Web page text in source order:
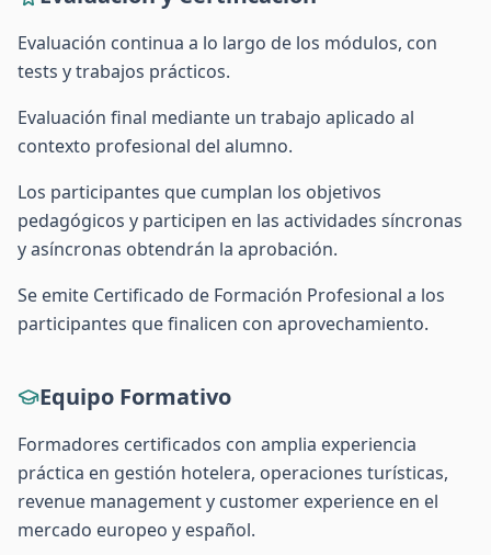
Evaluación continua a lo largo de los módulos, con
tests y trabajos prácticos.
Evaluación final mediante un trabajo aplicado al
contexto profesional del alumno.
Los participantes que cumplan los objetivos
pedagógicos y participen en las actividades síncronas
y asíncronas obtendrán la aprobación.
Se emite Certificado de Formación Profesional a los
participantes que finalicen con aprovechamiento.
Equipo Formativo
Formadores certificados con amplia experiencia
práctica en gestión hotelera, operaciones turísticas,
revenue management y customer experience en el
mercado europeo y español.